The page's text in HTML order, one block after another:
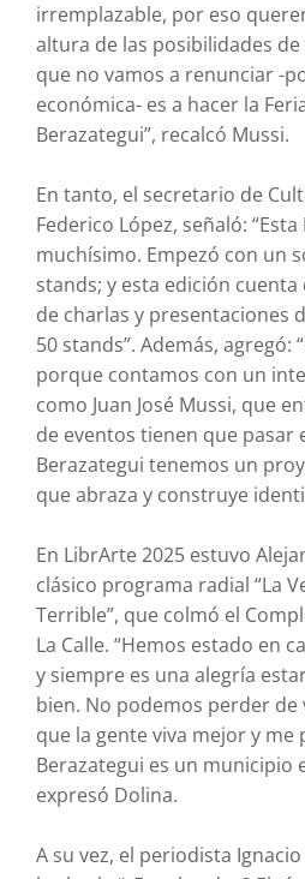
irremplazable, por eso
altura de las posibilidades de
que no vamos a renunciar -
económica- es a hacer la
Berazategui”, recalcó Mussi.
En tanto, el secretario de
Federico López, señaló:
muchísimo. Empezó con un
stands; y esta edición
de charlas y presentaciones
50 stands”. Además, agregó:
porque contamos con un
como Juan José Mussi, que
de eventos tienen que pasar
Berazategui tenemos un
que abraza y construye
En LibrArte 2025 estuvo
clásico programa radial “La
Terrible”, que colmó el
La Calle. “Hemos estado en
y siempre es una alegría
bien. No podemos perder
que la gente viva mejor y me
Berazategui es un municipio
expresó Dolina.
A su vez, el periodista